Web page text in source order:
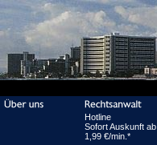
Hotline
Sofort Auskunft ab
1,99 €/min.*